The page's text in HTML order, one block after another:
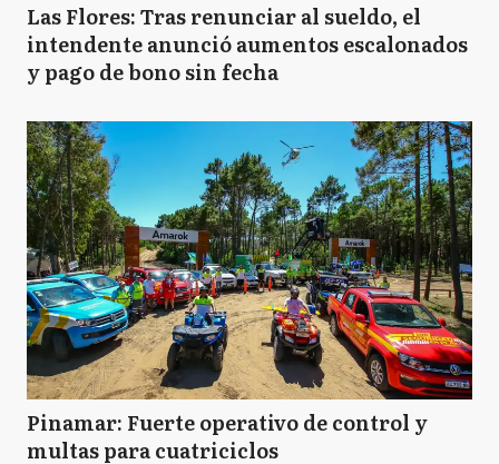
Las Flores: Tras renunciar al sueldo, el
intendente anunció aumentos escalonados
y pago de bono sin fecha
Pinamar: Fuerte operativo de control y
multas para cuatriciclos